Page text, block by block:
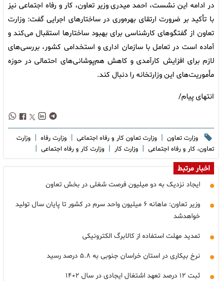
در ادامه این نشست، احمد میدری وزیر تعاون، کار و رفاه اجتماعی نیز
با تأکید بر ضرورت ارتقای بهره‌وری در ساختارهای اجرایی گفت: وزارت
تعاون از گفتگوهای کارشناسی برای بهبود ساختارها استقبال می‌کند و
آماده است در تعامل با سازمان اداری و استخدامی کشور، بررسی‌های
لازم برای افزایش کارآمدی و کاهش هم‌پوشانی‌های احتمالی در حوزه
مأموریت‌های این وزارتخانه را دنبال کند.
انتهای پیام/
وزارت تعاون | وزارت تعاون کار و رفاه اجتماعی | وزارت رفاه | وزارت
تعاون، کار و رفاه اجتماعی | وزارت کار | وزارت کار و رفاه اجتماعی |
اخبار مرتبط
ایجاد نزدیک به دو میلیون فرصت شغلی در بخش تعاون
وزیر تعاون: ماهانه ۶ میلیون واحد سرم در کشور تا پایان سال تولید
خواهدشد
تمدید مهلت استفاده از کالابرگ الکترونیکی
نرخ بیکاری در استان خراسان جنوبی به ۵.۸ درصد رسید
ثبت ۱۲ درصد تعهد اشتغال ایجادی در سال ۱۴۰۲